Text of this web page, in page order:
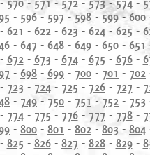
- 596 - 597 -598 - 599-600
621 - 622- 623 - 624- 625 -
- 647 - 648 - 649 - 650 - 651
- 672- 673 - 674- 675 - 676-
- 698 - 699 - 700 - 701 - 702
723 - 724- 725 - 726- 727 -
- 749 - 750 - 751 - 752 - 753
- 774- 775 - 776- 777 - 778-
- 800 - 801 - 802 - 803 - 804
825 - 826- 827 - 828- 829-